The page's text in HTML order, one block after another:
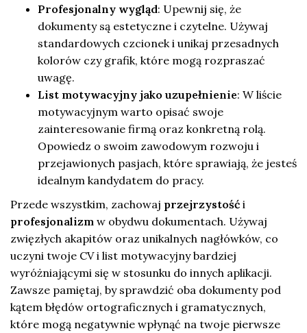
Profesjonalny wygląd: Upewnij się, że
dokumenty są estetyczne i czytelne. Używaj
standardowych czcionek i unikaj przesadnych
kolorów czy grafik, które mogą rozpraszać
uwagę.
List motywacyjny jako uzupełnienie: W liście
motywacyjnym warto opisać swoje
zainteresowanie firmą oraz konkretną rolą.
Opowiedz o swoim zawodowym rozwoju i
przejawionych pasjach, które sprawiają, że jesteś
idealnym kandydatem do pracy.
Przede wszystkim, zachowaj przejrzystość i
profesjonalizm w obydwu dokumentach. Używaj
zwięzłych akapitów oraz unikalnych nagłówków, co
uczyni twoje CV i list motywacyjny bardziej
wyróżniającymi się w stosunku do innych aplikacji.
Zawsze pamiętaj, by sprawdzić oba dokumenty pod
kątem błędów ortograficznych i gramatycznych,
które mogą negatywnie wpłynąć na twoje pierwsze